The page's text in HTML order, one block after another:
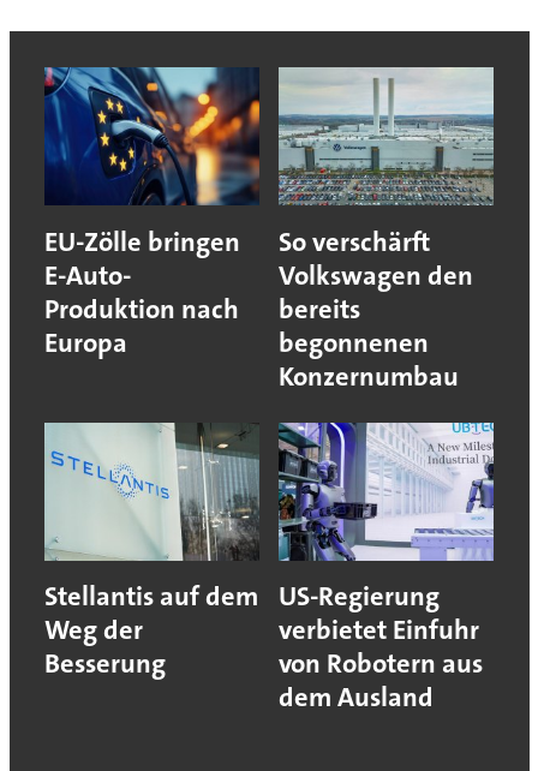
EU-Zölle bringen
E-Auto-
Produktion nach
Europa
So verschärft
Volkswagen den
bereits
begonnenen
Konzernumbau
Stellantis auf dem
Weg der
Besserung
US-Regierung
verbietet Einfuhr
von Robotern aus
dem Ausland